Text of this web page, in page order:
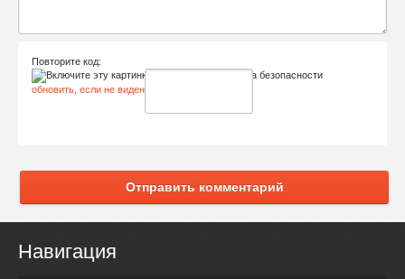
Повторите код:
обновить, если не виден код
Отправить комментарий
Навигация